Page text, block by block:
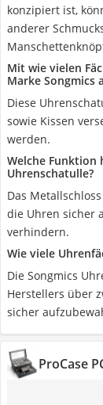
konzipiert ist,
anderer
Mit wie vielen
Marke Songmics
Diese
sowie Kissen
werden.
Welche Funktion
Uhrenschatulle?
Das
die Uhren sicher
verhindern.
Wie viele
Die Songmics
Herstellers über
sicher
ProCase